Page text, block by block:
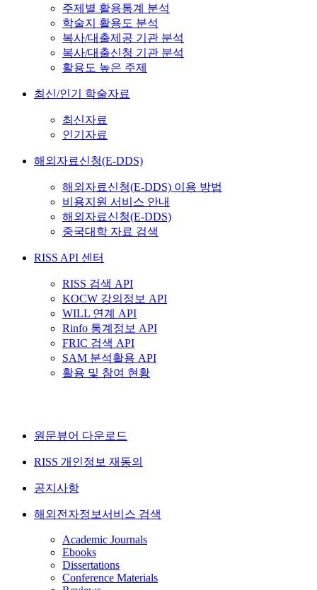
주제별 활용통계 분석
학술지 활용도 분석
복사/대출제공 기관 분석
복사/대출신청 기관 분석
활용도 높은 주제
최신/인기 학술자료
최신자료
인기자료
해외자료신청(E-DDS)
해외자료신청(E-DDS) 이용 방법
비용지원 서비스 안내
해외자료신청(E-DDS)
중국대학 자료 검색
RISS API 센터
RISS 검색 API
KOCW 강의정보 API
WILL 연계 API
Rinfo 통계정보 API
FRIC 검색 API
SAM 분석활용 API
활용 및 참여 현황
원문뷰어 다운로드
RISS 개인정보 재동의
공지사항
해외전자정보서비스 검색
Academic Journals
Ebooks
Dissertations
Conference Materials